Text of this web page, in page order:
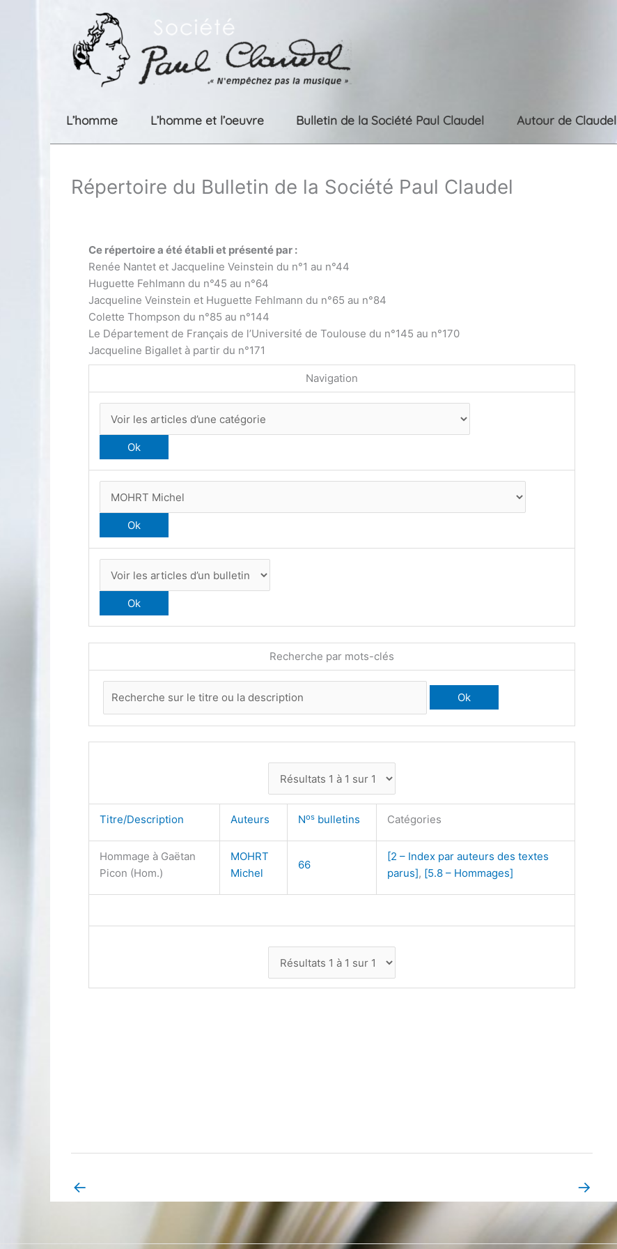
L’homme L’homme et l’oeuvre Bulletin de la Société Paul Claudel Autour de Claudel
Répertoire du Bulletin de la Société Paul Claudel
Ce répertoire a été établi et présenté par :
Renée Nantet et Jacqueline Veinstein du n°1 au n°44
Huguette Fehlmann du n°45 au n°64
Jacqueline Veinstein et Huguette Fehlmann du n°65 au n°84
Colette Thompson du n°85 au n°144
Le Département de Français de l’Université de Toulouse du n°145 au n°170
Jacqueline Bigallet à partir du n°171
Navigation
Recherche par mots-clés
Titre/Description Auteurs Nos bulletins Catégories
Hommage à Gaëtan
Picon (Hom.)
MOHRT
Michel
66
[2 – Index par auteurs des textes
parus], [5.8 – Hommages]
← →